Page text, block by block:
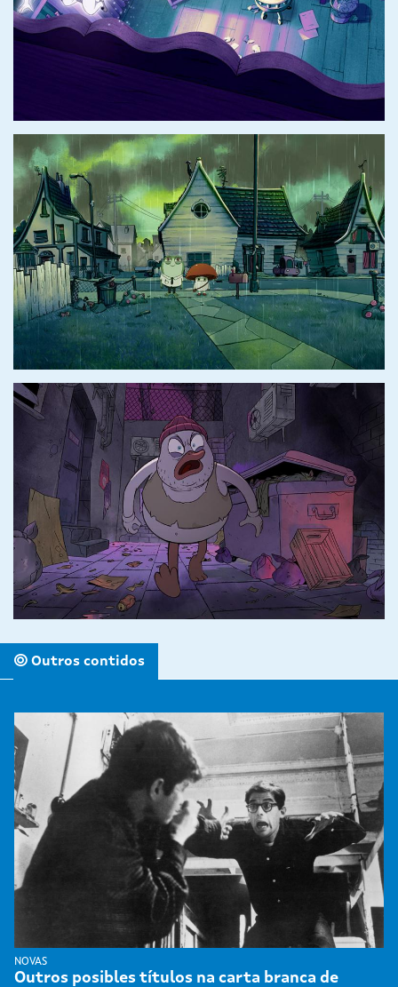
Outros contidos
NOVAS
Outros posibles títulos na carta branca de